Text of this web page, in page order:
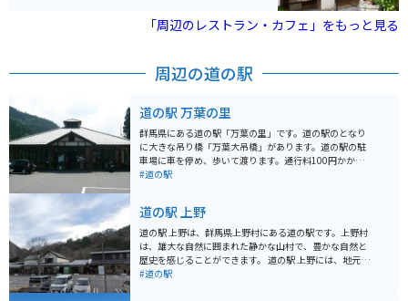
「周辺のレストラン・カフェ」をもっと見る
周辺の道の駅
道の駅 万葉の里
群馬県にある道の駅「万葉の里」です。道の駅のとなり
に大きな吊り橋「万葉大吊橋」があります。道の駅の駐
車場に車を停め、歩いて渡ります。通行料100円かかり
ますが、景色が素敵です。写真映えもするので、季節ご
も楽しいスポットです。
#道の駅
道の駅 上野
道の駅 上野は、群馬県上野村にある道の駅です。上野村
は、雄大な自然に囲まれた静かな山村で、豊かな自然と
歴史を感じることができます。 道の駅 上野には、地元の
農産物直売所があり、新鮮な野菜や果物を購入すること
#道の駅